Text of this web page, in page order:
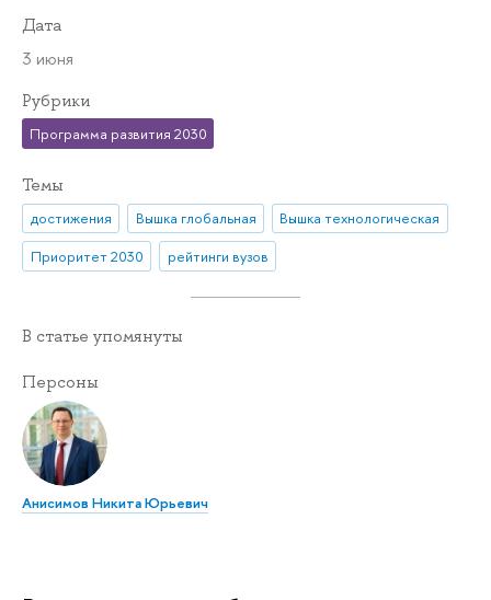
Дата
3 июня
Рубрики
Программа развития 2030
Темы
достижения Вышка глобальная
Вышка технологическая
Приоритет 2030
рейтинги вузов
В статье упомянуты
Персоны
Анисимов Никита Юрьевич